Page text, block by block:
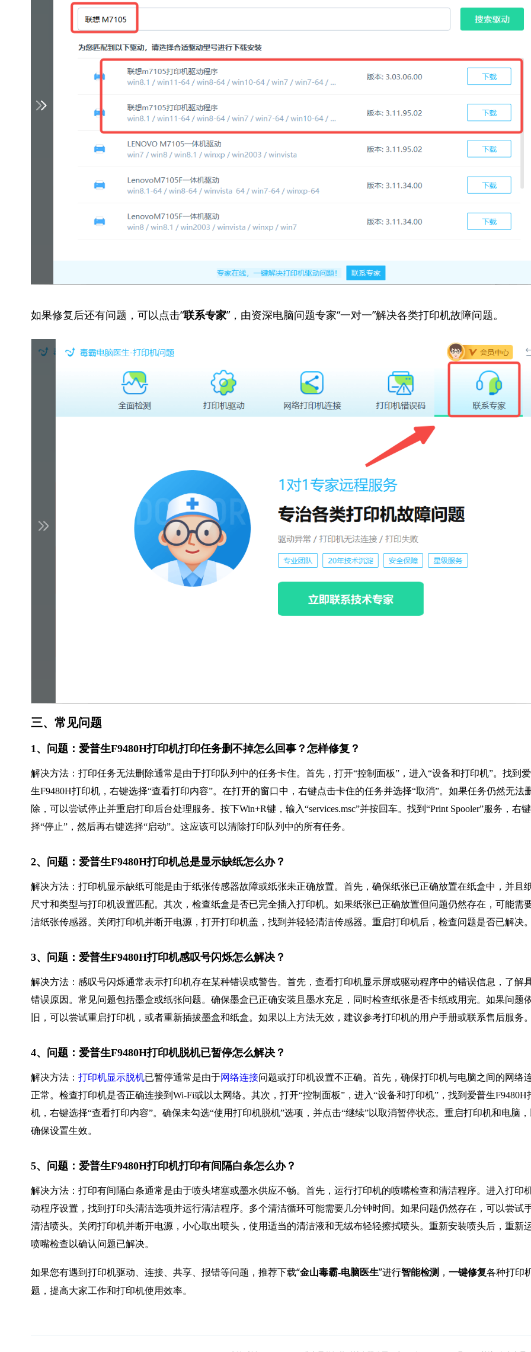
如果修复后还有问题，可以点击“联系专家”，由资深电脑问题专家“一对一”解决各类打印机故障问题。
三、常见问题
1、问题：爱普生F9480H打印机打印任务删不掉怎么回事？怎样修复？
解决方法：打印任务无法删除通常是由于打印队列中的任务卡住。首先，打开“控制面板”，进入“设备和打印机”。找到
生F9480H打印机，右键选择“查看打印内容”。在打开的窗口中，右键点击卡住的任务并选择“取消”。如果任务仍然无法
除，可以尝试停止并重启打印后台处理服务。按下Win+R键，输入“services.msc”并按回车。找到“Print Spooler”服务，右
择“停止”，然后再右键选择“启动”。这应该可以清除打印队列中的所有任务。
2、问题：爱普生F9480H打印机总是显示缺纸怎么办？
解决方法：打印机显示缺纸可能是由于纸张传感器故障或纸张未正确放置。首先，确保纸张已正确放置在纸盒中，并且
尺寸和类型与打印机设置匹配。其次，检查纸盒是否已完全插入打印机。如果纸张已正确放置但问题仍然存在，可能需
洁纸张传感器。关闭打印机并断开电源，打开打印机盖，找到并轻轻清洁传感器。重启打印机后，检查问题是否已解决。
3、问题：爱普生F9480H打印机感叹号闪烁怎么解决？
解决方法：感叹号闪烁通常表示打印机存在某种错误或警告。首先，查看打印机显示屏或驱动程序中的错误信息，了解
错误原因。常见问题包括墨盒或纸张问题。确保墨盒已正确安装且墨水充足，同时检查纸张是否卡纸或用完。如果问题
旧，可以尝试重启打印机，或者重新插拔墨盒和纸盒。如果以上方法无效，建议参考打印机的用户手册或联系售后服务。
4、问题：爱普生F9480H打印机脱机已暂停怎么解决？
解决方法： 打印机显示脱机已暂停通常是由于网络连接问题或打印机设置不正确。首先，确保打印机与电脑之间的网络
正常。检查打印机是否正确连接到Wi-Fi或以太网络。其次，打开“控制面板”，进入“设备和打印机”，找到爱普生F9480H
机，右键选择“查看打印内容”。确保未勾选“使用打印机脱机”选项，并点击“继续”以取消暂停状态。重启打印机和电脑，
确保设置生效。
5、问题：爱普生F9480H打印机打印有间隔白条怎么办？
解决方法：打印有间隔白条通常是由于喷头堵塞或墨水供应不畅。首先，运行打印机的喷嘴检查和清洁程序。进入打印
动程序设置，找到打印头清洁选项并运行清洁程序。多个清洁循环可能需要几分钟时间。如果问题仍然存在，可以尝试
清洁喷头。关闭打印机并断开电源，小心取出喷头，使用适当的清洁液和无绒布轻轻擦拭喷头。重新安装喷头后，重新
喷嘴检查以确认问题已解决。
如果您有遇到打印机驱动、连接、共享、报错等问题，推荐下载“金山毒霸-电脑医生”进行智能检测 ， 一键修复各种打印
题，提高大家工作和打印机使用效率。